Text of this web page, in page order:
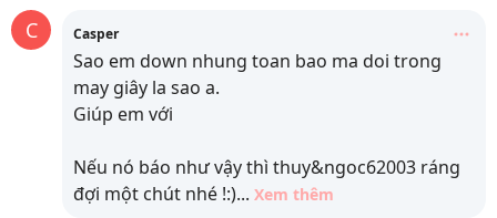
C Casper
Sao em down nhung toan bao ma doi trong
may giây la sao a.
Giúp em với
Nếu nó báo như vậy thì thuy&ngoc62003 ráng
đợi một chút nhé !:)... Xem thêm